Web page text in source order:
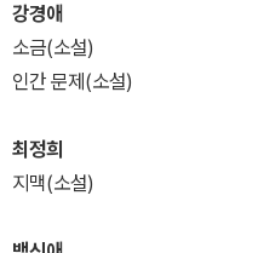
강경애
소금(소설)
인간 문제(소설)
최정희
지맥(소설)